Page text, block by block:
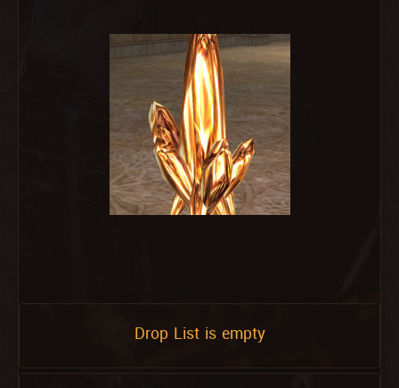
Drop List is empty